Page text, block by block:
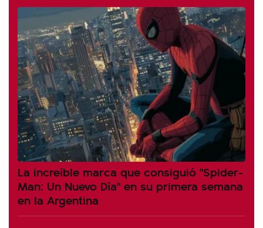
La increíble marca que consiguió "Spider-
Man: Un Nuevo Día" en su primera semana
en la Argentina